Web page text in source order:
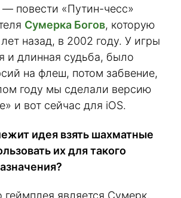
— повести «Путин-чесс»
Сумерка Богов, которую
назад, в 2002 году. У игры
и длинная судьба, было
на флеш, потом забвение,
году мы сделали версию
и вот сейчас для iOS.
идея взять шахматные
их для такого